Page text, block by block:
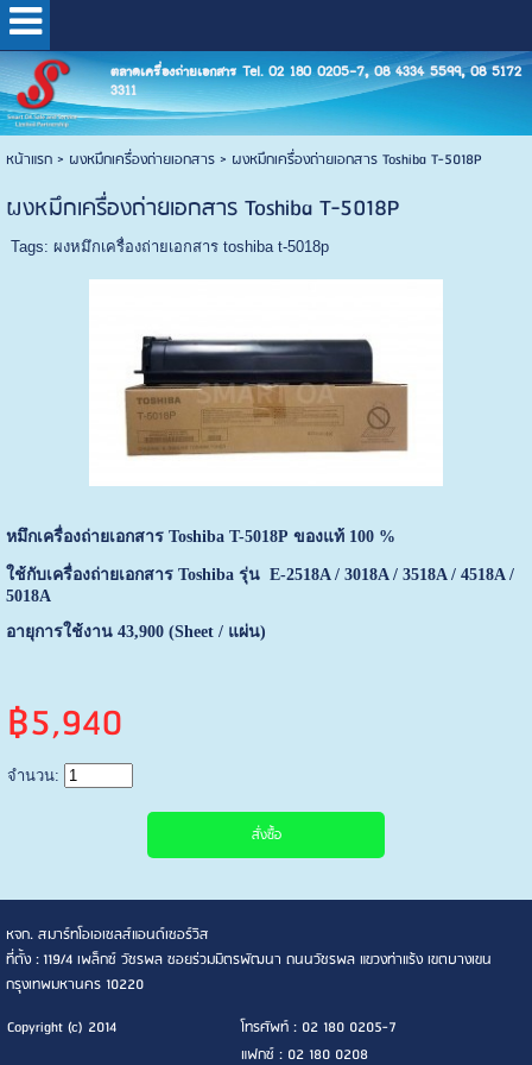
ตลาดเครื่องถ่ายเอกสาร Tel. 02 180 0205-7, 08 4334 5599, 08 5172
3311
หน้าแรก> ผงหมึกเครื่องถ่ายเอกสาร> ผงหมึกเครื่องถ่ายเอกสาร Toshiba T-5018P
ผงหมึกเครื่องถ่ายเอกสาร Toshiba T-5018P
Tags: ผงหมึกเครื่องถ่ายเอกสาร toshiba t-5018p
หมึกเครื่องถ่ายเอกสาร Toshiba T-5018P ของแท้ 100 %
ใช้กับเครื่องถ่ายเอกสาร Toshiba รุ่น E-2518A / 3018A / 3518A / 4518A /
5018A
อายุการใช้งาน 43,900 (Sheet / แผ่น)
฿5,940
จำนวน:
หจก. สมาร์ทโอเอเซลส์แอนด์เซอร์วิส
ที่ตั้ง : 119/4 เพล็กซ์ วัชรพล ซอยร่วมมิตรพัฒนา ถนนวัชรพล แขวงท่าแร้ง เขตบางเขน
กรุงเทพมหานคร 10220
Copyright (c) 2014
โทรศัพท์ : 02 180 0205-7
แฟกซ์ : 02 180 0208